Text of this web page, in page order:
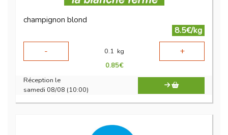
champignon blond
8.5€/kg
-
0.1 kg +
0.85€
Réception le
samedi 08/08 (10:00)